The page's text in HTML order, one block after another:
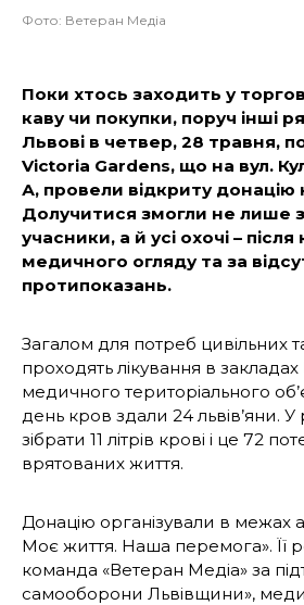
Фото: Ветеран Медіа
Поки хтось заходить у
каву чи покупки, поруч інші
Львові в четвер, 28 травня,
Victoria Gardens, що на вул.
А, провели відкриту донацію
Долучитися змогли не лише
учасники, а й усі охочі –
медичного огляду та за
протипоказань.
Загалом для потреб цивільних
проходять лікування в
медичного територіального
день кров здали 24 львів’яни. У
зібрати 11 літрів крові і це 72
врятованих життя.
Донацію організували в межах
Моє життя. Наша перемога». Її
команда «Ветеран Медіа» за
самооборони Львівщини»,